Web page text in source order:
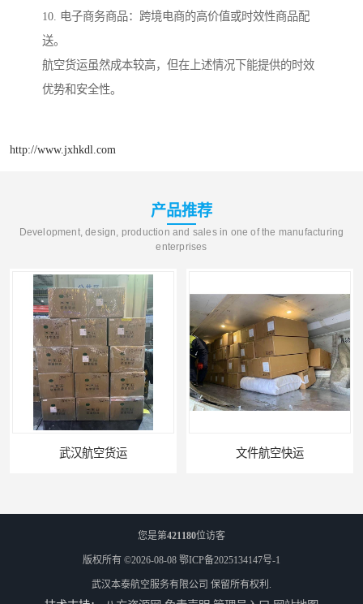
10. 电子商务商品：跨境电商的高价值或时效性商品配
送。
航空货运虽然成本较高，但在上述情况下能提供的时效
优势和安全性。
http://www.jxhkdl.com
产品推荐
Development, design, production and sales in one of the manufacturing
enterprises
文件航空快运 专业空运公司
您是第421180位访客
版权所有 ©2026-08-08 鄂ICP备2025134147号-1
武汉本泰航空服务有限公司 保留所有权利.